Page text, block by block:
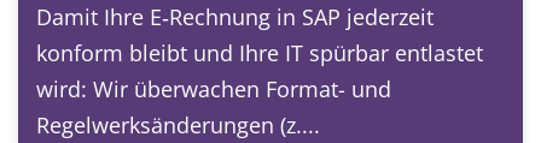
Damit Ihre E‑Rechnung in SAP jederzeit
konform bleibt und Ihre IT spürbar entlastet
wird: Wir überwachen Format- und
Regelwerksänderungen (z....